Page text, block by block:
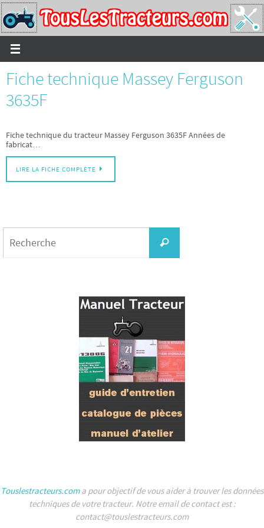
Passer
vers
le
contenu
Fiche technique Massey Ferguson
3635F
Fiche technique du tracteur Massey Ferguson 3635F Années de
fabricat…
LIRE LA FICHE COMPLÈTE
Recherche
Touslestracteurs.coma pour objectif de vous aider à trouver les données
techniques de votre tracteur. Notre email de contact est :
contact@touslestracteurs.com